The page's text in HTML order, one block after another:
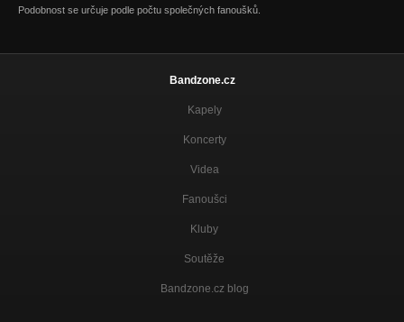
Podobnost se určuje podle počtu společných fanoušků.
Bandzone.cz
Kapely
Koncerty
Videa
Fanoušci
Kluby
Soutěže
Bandzone.cz blog